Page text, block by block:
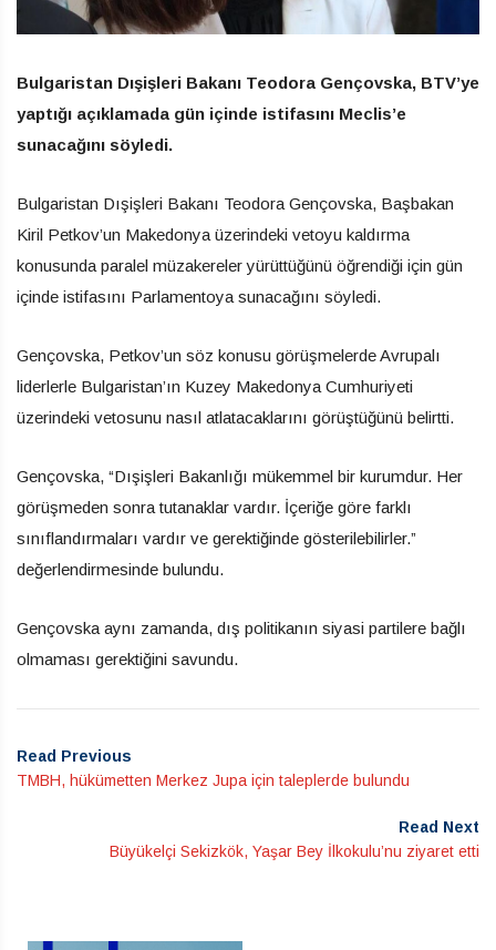
Bulgaristan Dışişleri Bakanı Teodora Gençovska, BTV’ye
yaptığı açıklamada gün içinde istifasını Meclis’e
sunacağını söyledi.
Bulgaristan Dışişleri Bakanı Teodora Gençovska, Başbakan
Kiril Petkov’un Makedonya üzerindeki vetoyu kaldırma
konusunda paralel müzakereler yürüttüğünü öğrendiği için gün
içinde istifasını Parlamentoya sunacağını söyledi.
Gençovska, Petkov’un söz konusu görüşmelerde Avrupalı ​​
liderlerle Bulgaristan’ın Kuzey Makedonya Cumhuriyeti
üzerindeki vetosunu nasıl atlatacaklarını görüştüğünü belirtti.
Gençovska, “Dışişleri Bakanlığı mükemmel bir kurumdur. Her
görüşmeden sonra tutanaklar vardır. İçeriğe göre farklı
sınıflandırmaları vardır ve gerektiğinde gösterilebilirler.”
değerlendirmesinde bulundu.
Gençovska aynı zamanda, dış politikanın siyasi partilere bağlı
olmaması gerektiğini savundu.
Read Previous
TMBH, hükümetten Merkez Jupa için taleplerde bulundu
Read Next
Büyükelçi Sekizkök, Yaşar Bey İlkokulu’nu ziyaret etti